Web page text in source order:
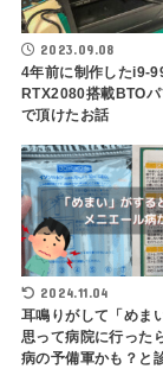
2023.09.08
4年前に制作したi9-
RTX2080搭載BTO
で頂けたお話
2024.11.04
耳鳴りがして「めま
思って病院に行った
病の予備軍かも？と